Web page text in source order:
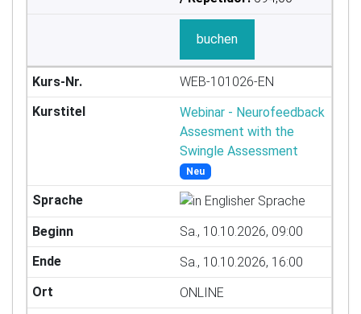
buchen
WEB-101026-EN
Webinar - Neurofeedback
Assesment with the
Swingle Assessment
Neu
Sa., 10.10.2026, 09:00
Sa., 10.10.2026, 16:00
ONLINE